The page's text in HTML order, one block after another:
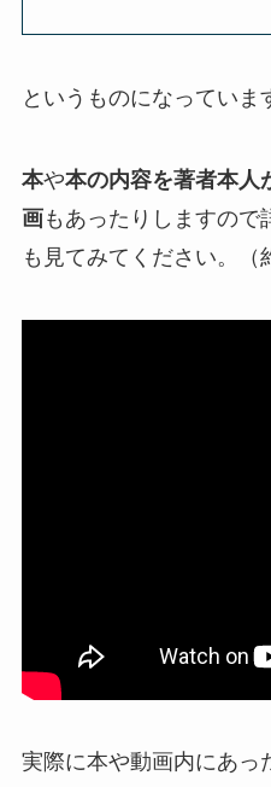
というものになっていま
本や本の内容を著者本人
画もあったりしますので
も見てみてください。（
実際に本や動画内にあっ